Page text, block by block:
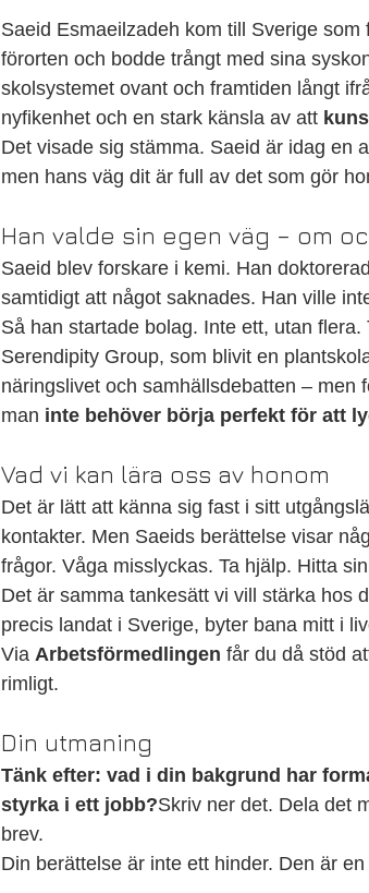
Saeid Esmaeilzadeh kom till Sverige
förorten och bodde trångt med sina
skolsystemet ovant och framtiden långt
nyfikenhet och en stark känsla av att
Det visade sig stämma. Saeid är idag en
men hans väg dit är full av det som gör
Han valde sin egen väg – om
Saeid blev forskare i kemi. Han
samtidigt att något saknades. Han ville
Så han startade bolag. Inte ett, utan
Serendipity Group, som blivit en
näringslivet och samhällsdebatten – men
man inte behöver börja perfekt för att
Vad vi kan lära oss av honom
Det är lätt att känna sig fast i sitt
kontakter. Men Saeids berättelse visar
frågor. Våga misslyckas. Ta hjälp. Hitta
Det är samma tankesätt vi vill stärka hos
precis landat i Sverige, byter bana mitt i
Via Arbetsförmedlingen får du då stöd
rimligt.
Din utmaning
Tänk efter: vad i din bakgrund har
styrka i ett jobb?Skriv ner det. Dela det
brev.
Din berättelse är inte ett hinder. Den är en